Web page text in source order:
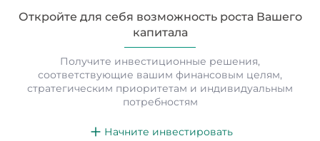
Откройте для себя возможность роста Вашего
капитала
Получите инвестиционные решения,
соответствующие вашим финансовым целям,
стратегическим приоритетам и индивидуальным
потребностям
Начните инвестировать